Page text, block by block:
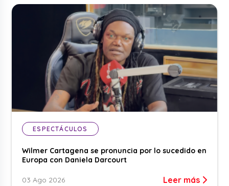
ESPECTÁCULOS
Wilmer Cartagena se pronuncia por lo sucedido en
Europa con Daniela Darcourt
03 Ago 2026 Leer más